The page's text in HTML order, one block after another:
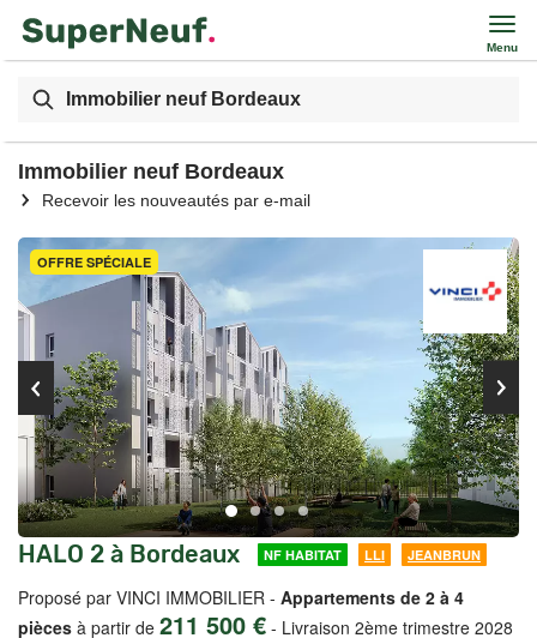
Menu
Immobilier neuf Bordeaux
Immobilier neuf Bordeaux
Recevoir les nouveautés par e-mail
OFFRE SPÉCIALE
HALO 2 à Bordeaux NF HABITAT LLI JEANBRUN
Proposé par VINCI IMMOBILIER - Appartements de 2 à 4
pièces à partir de 211 500 € - Livraison 2ème trimestre 2028